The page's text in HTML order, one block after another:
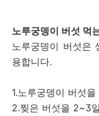
노루궁뎅이 버섯 먹
노루궁뎅이 버섯은
용합니다.
1.노루궁뎅이 버섯
2.찢은 버섯을 2~3